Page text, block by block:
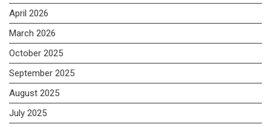
April 2026
March 2026
October 2025
September 2025
August 2025
July 2025